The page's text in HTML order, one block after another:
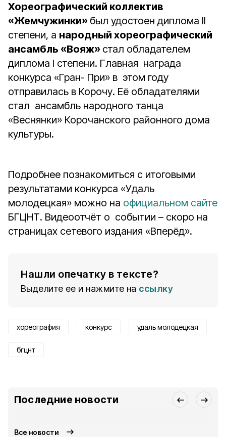
Хореографический коллектив
«Жемчужинки» был удостоен диплома II
степени, а народный хореографический
ансамбль «Вояж» стал обладателем
диплома I степени. Главная награда
конкурса «Гран- При» в этом году
отправилась в Корочу. Её обладателями
стал ансамбль народного танца
«Веснянки» Корочанского районного дома
культуры.
Подробнее познакомиться с итоговыми
результатами конкурса «Удаль
молодецкая» можно на официальном сайте
БГЦНТ. Видеоотчёт о событии – скоро на
страницах сетевого издания «Вперёд».
Нашли опечатку в тексте?
Выделите ее и нажмите на ссылку
хореография конкурс удаль молодецкая
бгцнт
Последние новости
Все новости